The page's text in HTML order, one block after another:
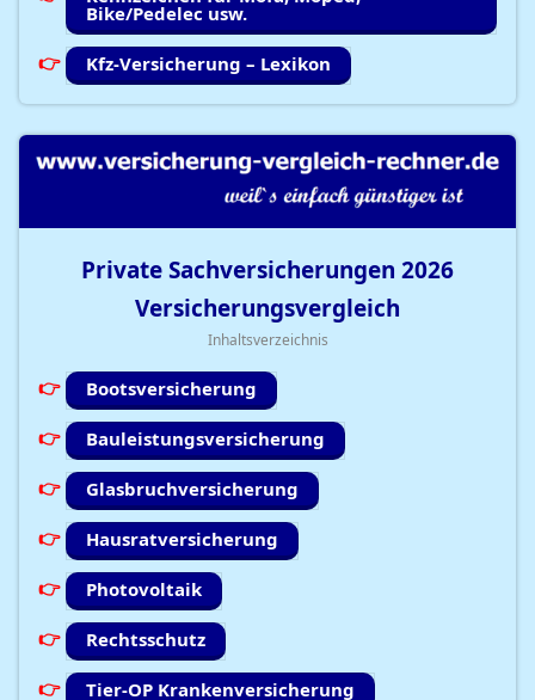
Bike/Pedelec usw.
Kfz-Versicherung – Lexikon
Private Sachversicherungen 2026
Versicherungsvergleich
Inhaltsverzeichnis
Bootsversicherung
Bauleistungsversicherung
Glasbruchversicherung
Hausratversicherung
Photovoltaik
Rechtsschutz
Tier-OP Krankenversicherung